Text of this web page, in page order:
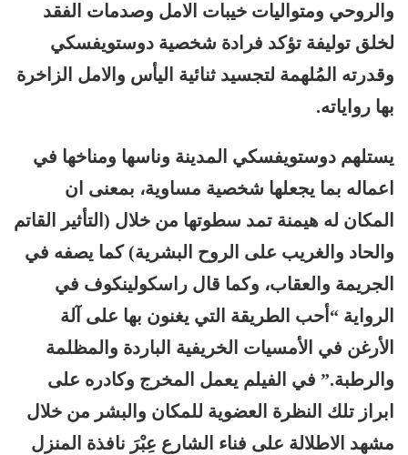
والروحي ومتواليات خيبات الامل وصدمات الفقد
لخلق توليفة تؤكد فرادة شخصية دوستويفسكي
وقدرته المُلهمة لتجسيد ثنائية اليأس والامل الزاخرة
بها رواياته.
يستلهم دوستويفسكي المدينة وناسها ومناخها في
اعماله بما يجعلها شخصية مساوية، بمعنى ان
المكان له هيمنة تمد سطوتها من خلال (التأثير القاتم
والحاد والغريب على الروح البشرية) كما يصفه في
الجريمة والعقاب، وكما قال راسكولينكوف في
الرواية “أحب الطريقة التي يغنون بها على آلة
الأرغن في الأمسيات الخريفية الباردة والمظلمة
والرطبة.” في الفيلم يعمل المخرج وكادره على
ابراز تلك النظرة العضوية للمكان والبشر من خلال
مشهد الاطلالة على فناء الشارع عِبْرَ نافذة المنزل